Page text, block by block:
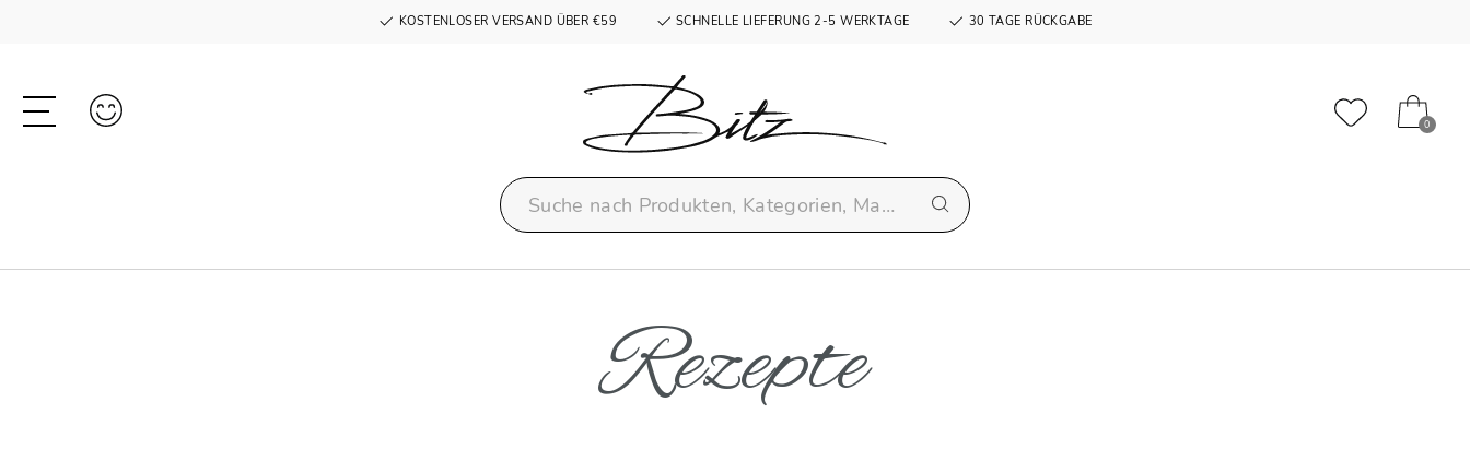
KOSTENLOSER VERSAND ÜBER €59 SCHNELLE LIEFERUNG 2-5 WERKTAGE 30 TAGE RÜCKGABE
0
Rezepte